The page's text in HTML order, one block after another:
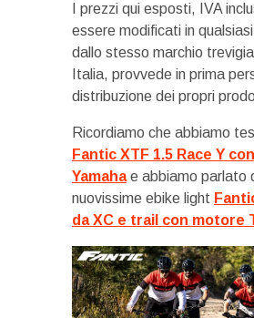
I prezzi qui esposti, IVA
essere modificati in
dallo stesso marchio
Italia, provvede in prima
distribuzione dei propri
Ricordiamo che abbiamo
Fantic XTF 1.5 Race Y
Yamahae abbiamo parlato
nuovissime ebike light
da XC e trail con motore